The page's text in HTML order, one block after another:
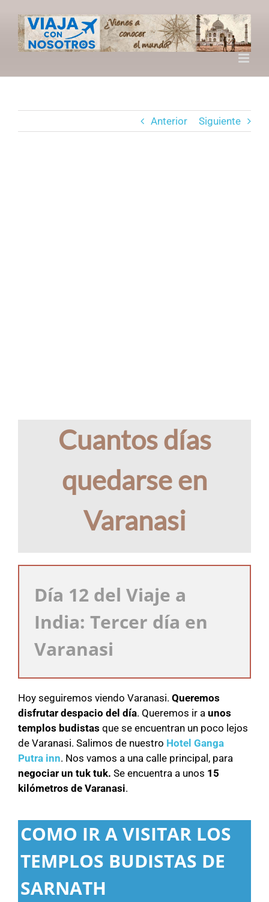
contenido
Anterior Siguiente
Cuantos días
quedarse en
Varanasi
Día 12 del Viaje a
India: Tercer día en
Varanasi
Hoy seguiremos viendo Varanasi. Queremos
disfrutar despacio del día. Queremos ir a unos
templos budistas que se encuentran un poco lejos
de Varanasi. Salimos de nuestro Hotel Ganga
Putra inn. Nos vamos a una calle principal, para
negociar un tuk tuk. Se encuentra a unos 15
kilómetros de Varanasi.
COMO IR A VISITAR LOS
TEMPLOS BUDISTAS DE
SARNATH